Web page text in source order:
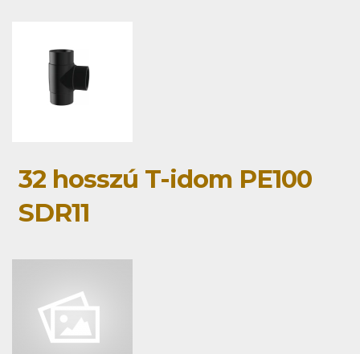
32 hosszú T-idom PE100
SDR11